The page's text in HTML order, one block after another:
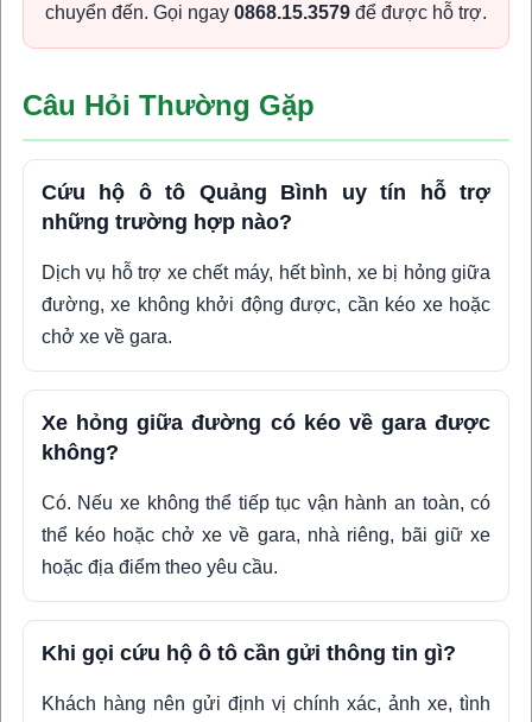
chuyển đến. Gọi ngay 0868.15.3579để được hỗ trợ.
Câu Hỏi Thường Gặp
Cứu hộ ô tô Quảng Bình uy tín hỗ trợ
những trường hợp nào?
Dịch vụ hỗ trợ xe chết máy, hết bình, xe bị hỏng giữa
đường, xe không khởi động được, cần kéo xe hoặc
chở xe về gara.
Xe hỏng giữa đường có kéo về gara được
không?
Có. Nếu xe không thể tiếp tục vận hành an toàn, có
thể kéo hoặc chở xe về gara, nhà riêng, bãi giữ xe
hoặc địa điểm theo yêu cầu.
Khi gọi cứu hộ ô tô cần gửi thông tin gì?
Khách hàng nên gửi định vị chính xác, ảnh xe, tình